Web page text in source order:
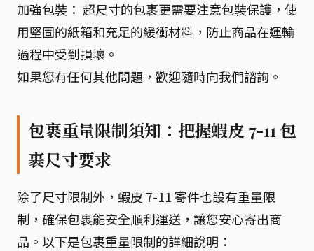
加強包裝： 超尺寸的包裹更需要注意包裝保護，使
用堅固的紙箱和充足的緩衝材料，防止商品在運輸
過程中受到損壞。
如果您有任何其他問題，歡迎隨時向我們諮詢。
包裹重量限制須知：把握蝦皮 7-11 包
裹尺寸要求
除了尺寸限制外，蝦皮 7-11 寄件也設有重量限
制，確保包裹能安全順利運送，讓您安心寄出商
品。以下是包裹重量限制的詳細說明：